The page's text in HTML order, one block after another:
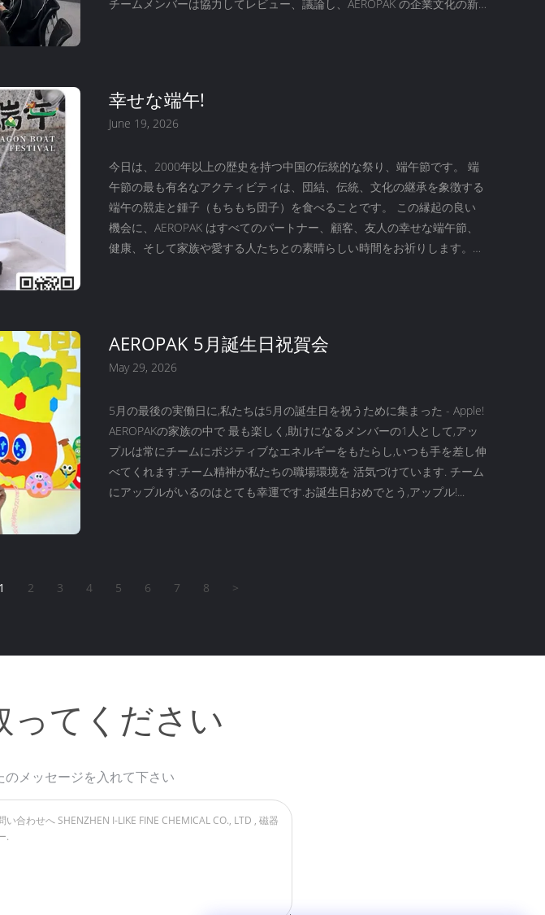
チームメンバーは協力してレビュー、議論し、AEROPAK の企業文化の新
幸せな端午!
June 19, 2026
今日は、2000年以上の歴史を持つ中国の伝統的な祭り、端午節です。 端
午節の最も有名なアクティビティは、団結、伝統、文化の継承を象徴する
端午の競走と鍾子（もちもち団子）を食べることです。 この縁起の良い
機会に、AEROPAK はすべてのパートナー、顧客、友人の幸せな端午節、
健康、そして家族や愛する人たちとの素晴らしい時間をお祈りします。
AEROPAK 5月誕生日祝賀会
May 29, 2026
5月の最後の実働日に,私たちは5月の誕生日を祝うために集まった - Apple!
AEROPAKの家族の中で 最も楽しく,助けになるメンバーの1人として,アッ
プルは常にチームにポジティブなエネルギーをもたらし,いつも手を差し伸
べてくれます.チーム精神が私たちの職場環境を 活気づけています. チーム
にアップルがいるのはとても幸運です.お誕生日おめでとう,アップル!...
1 2 3 4 5 6 7 8 >
ってください
のメッセージを入れて下さい